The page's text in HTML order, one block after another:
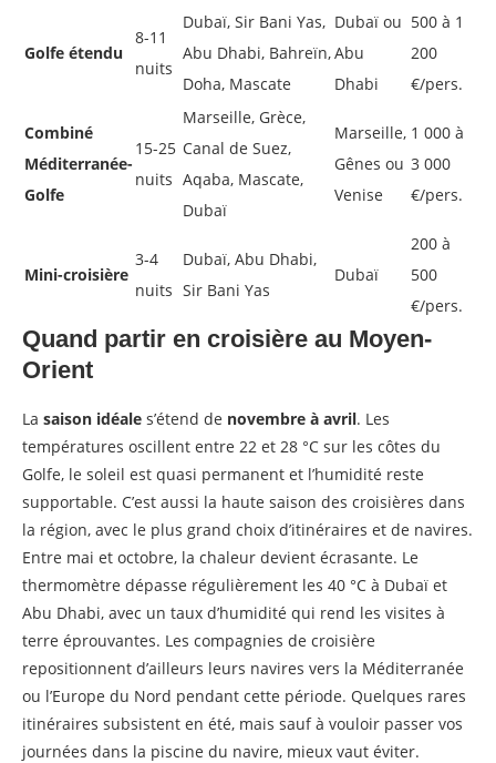
Golfe étendu
8-11
nuits
Dubaï, Sir Bani Yas,
Abu Dhabi, Bahreïn,
Doha, Mascate
Dubaï ou
Abu
Dhabi
500 à 1
200
€/pers.
Combiné
Méditerranée-
Golfe
15-25
nuits
Marseille, Grèce,
Canal de Suez,
Aqaba, Mascate,
Dubaï
Marseille,
Gênes ou
Venise
1 000 à
3 000
€/pers.
Mini-croisière
3-4
nuits
Dubaï, Abu Dhabi,
Sir Bani Yas
Dubaï
200 à
500
€/pers.
Quand partir en croisière au Moyen-
Orient
La saison idéale s’étend de novembre à avril. Les
températures oscillent entre 22 et 28 °C sur les côtes du
Golfe, le soleil est quasi permanent et l’humidité reste
supportable. C’est aussi la haute saison des croisières dans
la région, avec le plus grand choix d’itinéraires et de navires.
Entre mai et octobre, la chaleur devient écrasante. Le
thermomètre dépasse régulièrement les 40 °C à Dubaï et
Abu Dhabi, avec un taux d’humidité qui rend les visites à
terre éprouvantes. Les compagnies de croisière
repositionnent d’ailleurs leurs navires vers la Méditerranée
ou l’Europe du Nord pendant cette période. Quelques rares
itinéraires subsistent en été, mais sauf à vouloir passer vos
journées dans la piscine du navire, mieux vaut éviter.